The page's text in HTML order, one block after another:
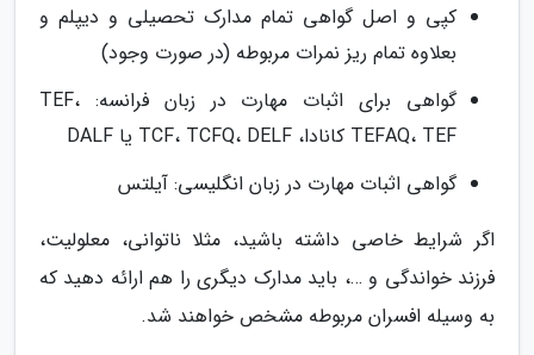
کپی و اصل گواهی تمام مدارک تحصیلی و دیپلم و
بعلاوه تمام ریز نمرات مربوطه (در صورت وجود)
گواهی برای اثبات مهارت در زبان فرانسه: TEF،
TEFAQ، TEF کانادا، TCF، TCFQ، DELF یا DALF
گواهی اثبات مهارت در زبان انگلیسی: آیلتس
اگر شرایط خاصی داشته باشید، مثلا ناتوانی، معلولیت،
فرزند خواندگی و …، باید مدارک دیگری را هم ارائه دهید که
به وسیله افسران مربوطه مشخص خواهند شد.